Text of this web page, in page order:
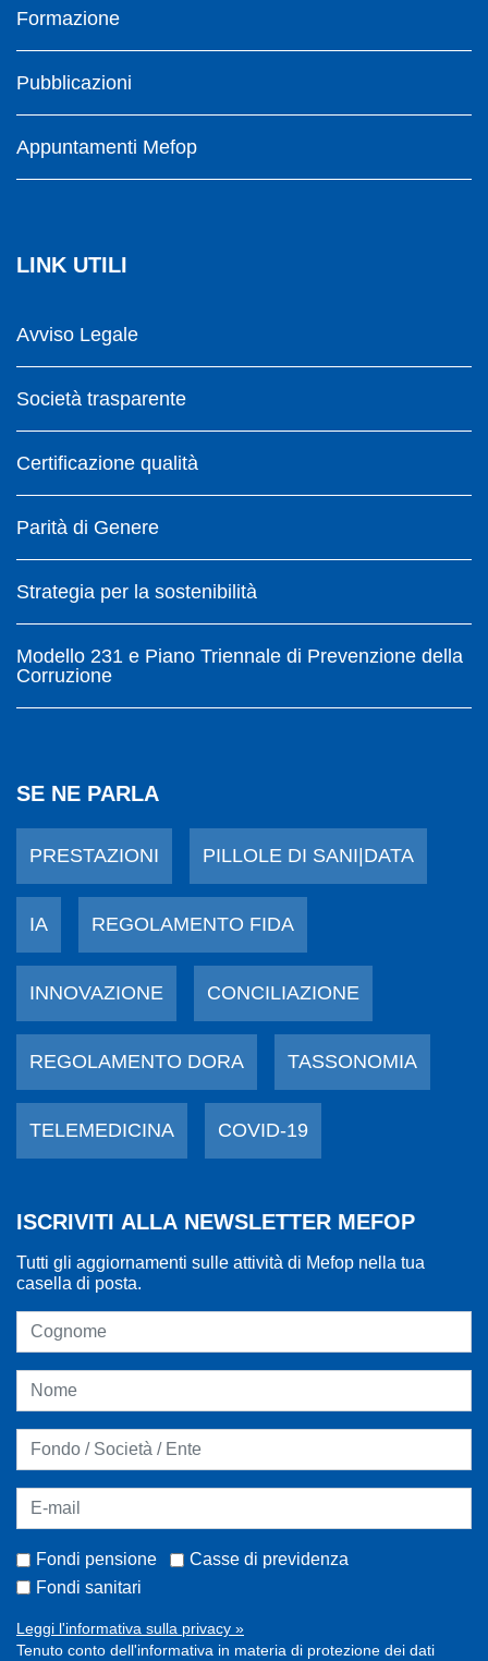
Formazione
Pubblicazioni
Appuntamenti Mefop
LINK UTILI
Avviso Legale
Società trasparente
Certificazione qualità
Parità di Genere
Strategia per la sostenibilità
Modello 231 e Piano Triennale di Prevenzione della
Corruzione
SE NE PARLA
PRESTAZIONI PILLOLE DI SANI|DATA
IA REGOLAMENTO FIDA
INNOVAZIONE CONCILIAZIONE
REGOLAMENTO DORA TASSONOMIA
TELEMEDICINA COVID-19
ISCRIVITI ALLA NEWSLETTER MEFOP
Tutti gli aggiornamenti sulle attività di Mefop nella tua
casella di posta.
Fondi pensione
Casse di previdenza
Fondi sanitari
Leggi l'informativa sulla privacy »
Tenuto conto dell'informativa in materia di protezione dei dati